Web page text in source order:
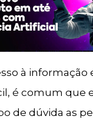
à informação
é comum que
de dúvida as